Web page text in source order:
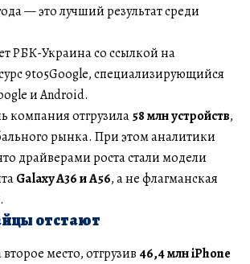
— это лучший результат среди
РБК-Украина со ссылкой на
9to5Google, специализирующийся
и Android.
компания отгрузила58 млн устройств,
рынка. При этом аналитики
драйверами роста стали модели
Galaxy A36 и A56, а не флагманская
отстают
место, отгрузив 46,4 млн iPhone